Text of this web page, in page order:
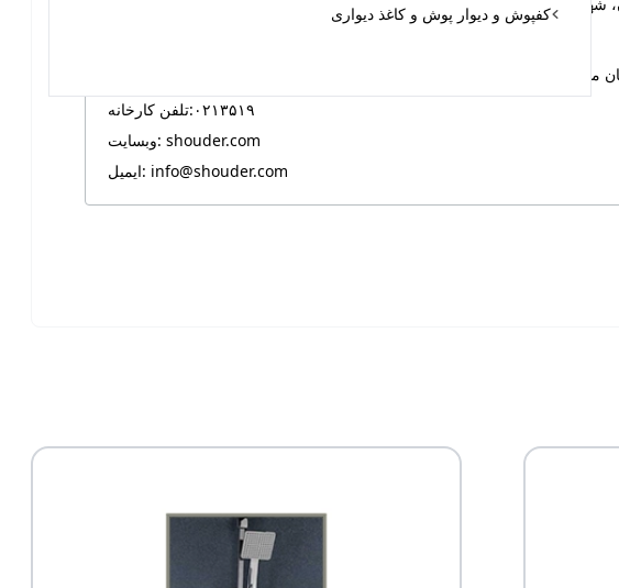
کفپوش و دیوار پوش و کاغذ دیواری
تلفن کارخانه: ۰۲۱۳۵۱۹
وبسایت: shouder.com
ایمیل: info@shouder.com